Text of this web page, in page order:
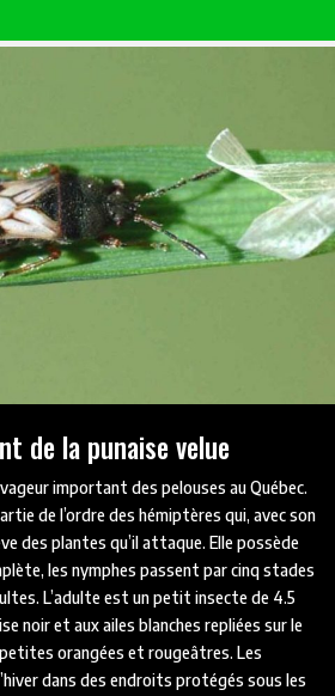
de la punaise velue
important des pelouses au Québec.
de l’ordre des hémiptères qui, avec son
des plantes qu’il attaque. Elle possède
les nymphes passent par cinq stades
L’adulte est un petit insecte de 4.5
noir et aux ailes blanches repliées sur le
orangées et rougeâtres. Les
dans des endroits protégés sous les